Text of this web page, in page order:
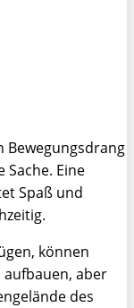
Bewegungsdrang
Eine
Spaß und
können
aber
des